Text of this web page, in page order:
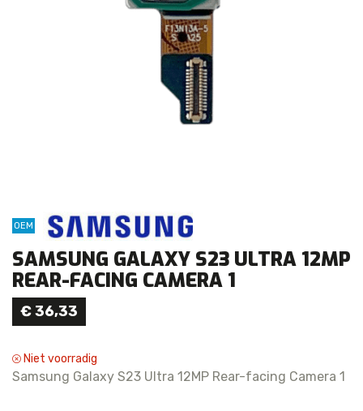
OEM
SAMSUNG GALAXY S23 ULTRA 12MP
REAR-FACING CAMERA 1
€36,33
Niet voorradig
Samsung Galaxy S23 Ultra 12MP Rear-facing Camera 1